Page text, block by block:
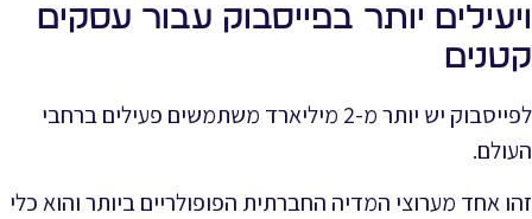
ויעילים יותר בפייסבוק עבור עסקים
קטנים
לפייסבוק יש יותר מ-2 מיליארד משתמשים פעילים ברחבי
העולם.
זהו אחד מערוצי המדיה החברתית הפופולריים ביותר והוא כלי